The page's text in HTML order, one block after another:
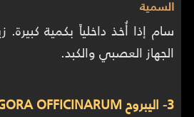
السمية
سام إذا أُخذ داخلياً بكمية
الجهاز العصبي والكبد.
3- اليبروح MANDRAGORA OFFICINARUM